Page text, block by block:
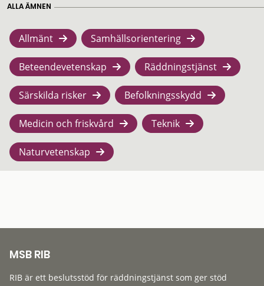
ALLA ÄMNEN
Allmänt Samhällsorientering
Beteendevetenskap Räddningstjänst
Särskilda risker Befolkningsskydd
Medicin och friskvård Teknik
Naturvetenskap
MSB RIB
RIB är ett beslutsstöd för räddningstjänst som ger stöd